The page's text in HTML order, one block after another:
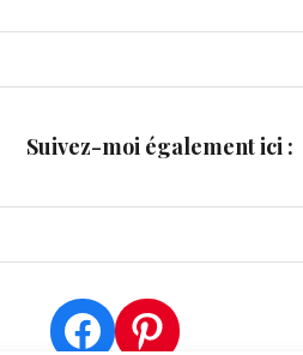
Suivez-moi également ici :
Facebook
Pinterest